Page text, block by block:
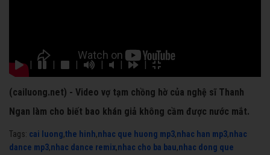
(cailuong.net) - Video vợ tạm chồng hờ của nghệ sĩ Thanh
Ngan làm cho biết bao khán giả không cầm được nước mắt.
Tags: cai luong,the hinh,nhac que huong mp3,nhac han mp3,nhac
dance mp3,nhac dance remix,nhac cho ba bau,nhac dong que